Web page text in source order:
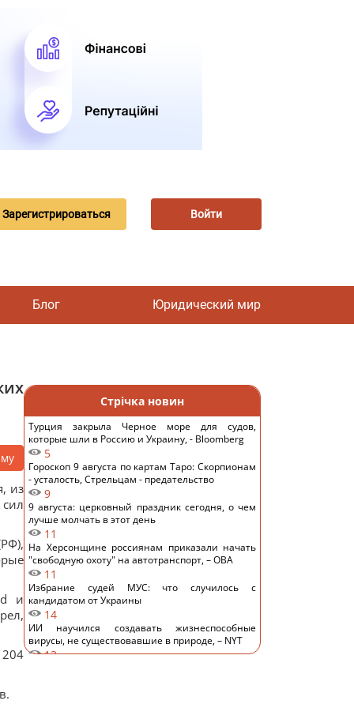
Зарегистрироваться Войти
Блог Юридический мир
из
и
Стрічка новин
Турция закрыла Черное море для судов,
которые шли в Россию и Украину, - Bloomberg
5
Гороскоп 9 августа по картам Таро: Скорпионам
- усталость, Стрельцам - предательство
9
9 августа: церковный праздник сегодня, о чем
лучше молчать в этот день
11
На Херсонщине россиянам приказали начать
"свободную охоту" на автотранспорт, – ОВА
11
Избрание судей МУС: что случилось с
кандидатом от Украины
14
ИИ научился создавать жизнеспособные
вирусы, не существовавшие в природе, – NYT
13